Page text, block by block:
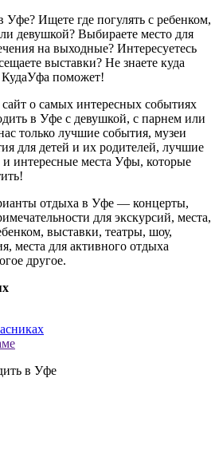
Уфе? Ищете где погулять с ребенком,
девушкой? Выбираете место для
на выходные? Интересуетесь
выставки? Не знаете куда
КудаУфа поможет!
о самых интересных событиях
в Уфе с девушкой, с парнем или
только лучшие события, музеи
для детей и их родителей, лучшие
и интересные места Уфы, которые
отдыха в Уфе — концерты,
для экскурсий, места,
выставки, театры, шоу,
места для активного отдыха
другое.
в Уфе